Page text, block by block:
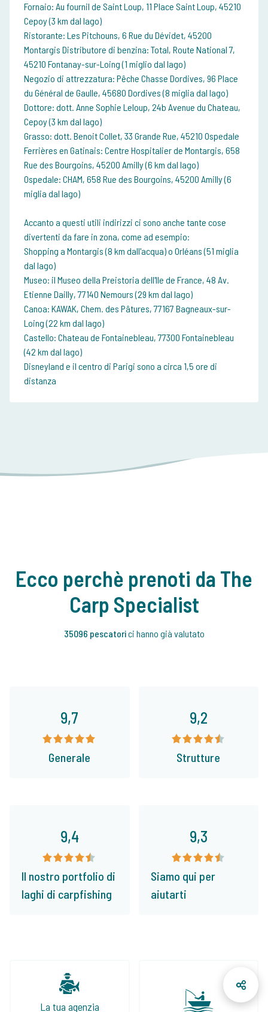
Fornaio: Au fournil de Saint Loup, 11 Place Saint Loup, 45210
Cepoy (3 km dal lago)
Ristorante: Les Pitchouns, 6 Rue du Dévidet, 45200
Montargis Distributore di benzina: Total, Route National 7,
45210 Fontanay-sur-Loing (1 miglio dal lago)
Negozio di attrezzatura: Pêche Chasse Dordives, 96 Place
du Général de Gaulle, 45680 Dordives (8 miglia dal lago)
Dottore: dott. Anne Sophie Leloup, 24b Avenue du Chateau,
Cepoy (3 km dal lago)
Grasso: dott. Benoit Collet, 33 Grande Rue, 45210 Ospedale
Ferrières en Gatinais: Centre Hospitalier de Montargis, 658
Rue des Bourgoins, 45200 Amilly (6 km dal lago)
Ospedale: CHAM, 658 Rue des Bourgoins, 45200 Amilly (6
miglia dal lago)
Accanto a questi utili indirizzi ci sono anche tante cose
divertenti da fare in zona, come ad esempio:
Shopping a Montargis (8 km dall'acqua) o Orléans (51 miglia
dal lago)
Museo: il Museo della Preistoria dell'Ile de France, 48 Av.
Etienne Dailly, 77140 Nemours (29 km dal lago)
Canoa: KAWAK, Chem. des Pâtures, 77167 Bagneaux-sur-
Loing (22 km dal lago)
Castello: Chateau de Fontainebleau, 77300 Fontainebleau
(42 km dal lago)
Disneyland e il centro di Parigi sono a circa 1,5 ore di
distanza
Ecco perchè prenoti da The
Carp Specialist
35096 pescatorici hanno già valutato
9,7
Generale
9,2
Strutture
9,4
Il nostro portfolio di
laghi di carpfishing
9,3
Siamo qui per
aiutarti
La tua agenzia